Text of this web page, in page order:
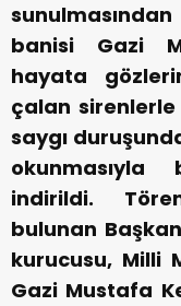
banisi Gazi
hayata
çalan sirenlerle
saygı
indirildi.
bulunan
kurucusu, Milli
Gazi Mustafa